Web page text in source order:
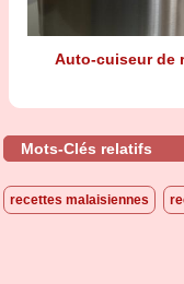
Auto-cuiseur de
Mots-Clés relatifs
recettes malaisiennes